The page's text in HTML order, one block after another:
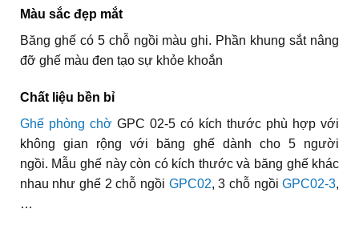
Màu sắc đẹp mắt
Băng ghế có 5 chỗ ngồi màu ghi. Phần khung sắt nâng
đỡ ghế màu đen tạo sự khỏe khoắn
Chất liệu bền bỉ
Ghế phòng chờ GPC 02-5 có kích thước phù hợp với
không gian rộng với băng ghế dành cho 5 người
ngồi. Mẫu ghế này còn có kích thước và băng ghế khác
nhau như ghế 2 chỗ ngồi GPC02, 3 chỗ ngồiGPC02-3,
…